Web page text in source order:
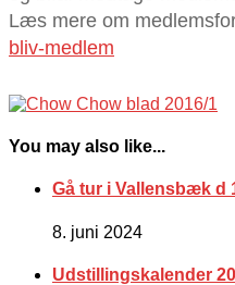
Læs mere om
bliv-medlem
You may also like...
Gå tur i Vallensbæk d
8. juni 2024
Udstillingskalender